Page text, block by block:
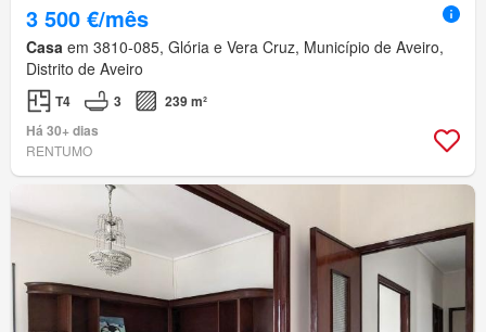
3 500 €/mês
Casa em 3810-085, Glória e Vera Cruz, Município de Aveiro,
Distrito de Aveiro
T4 3
239 m²
Há 30+ dias
RENTUMO